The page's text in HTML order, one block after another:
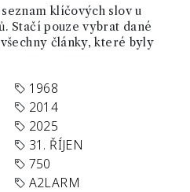
klíčových slov u
Stačí pouze vybrat dané
články, které byly
1968
2014
2025
31. ŘÍJEN
750
A2LARM